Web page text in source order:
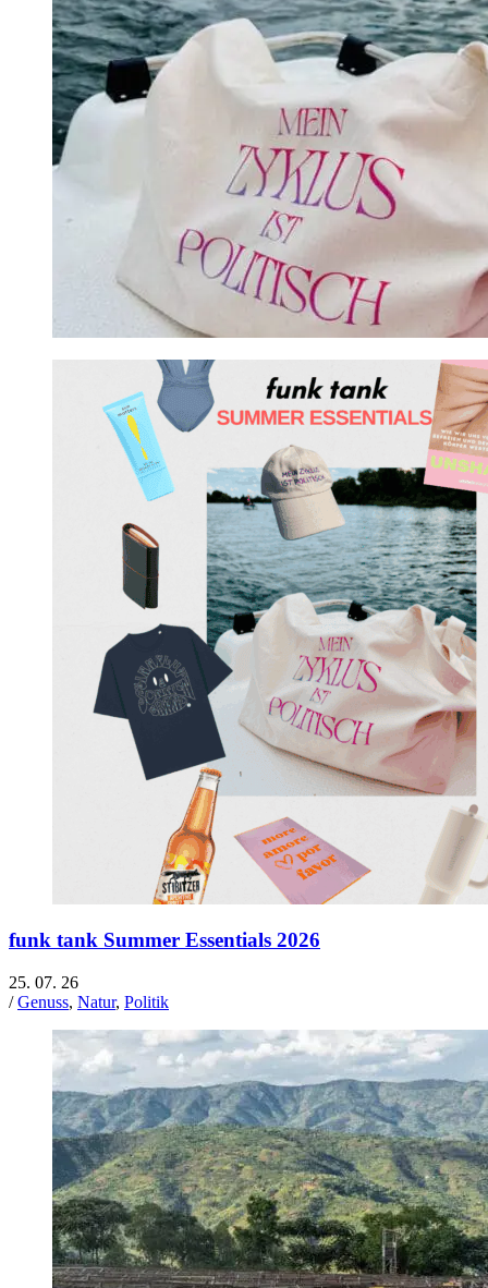
funk tank Summer Essentials 2026
25. 07. 26
/Genuss, Natur, Politik